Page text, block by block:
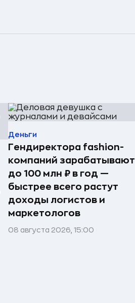
Деньги
Гендиректора fashion-
компаний зарабатывают
до 100 млн ₽ в год —
быстрее всего растут
доходы логистов и
маркетологов
08 августа 2026, 15:00